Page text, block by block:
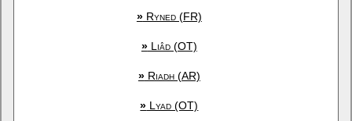
»Ryned (FR)
»Liâd (OT)
»Riadh (AR)
» Lyad (OT)